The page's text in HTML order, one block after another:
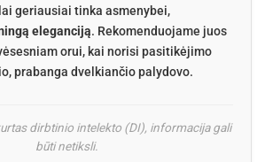
geriausiai tinka asmenybei,
eleganciją. Rekomenduojame juos
orui, kai norisi pasitikėjimo
prabanga dvelkiančio palydovo.
dirbtinio intelekto (DI), informacija gali
būti netiksli.